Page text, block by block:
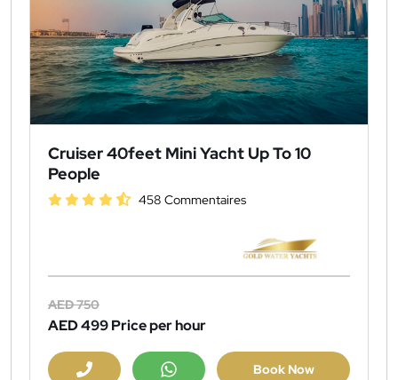
Cruiser 40feet Mini Yacht Up To 10
People
458 Commentaires
AED 750
AED 499Price per hour
Book Now